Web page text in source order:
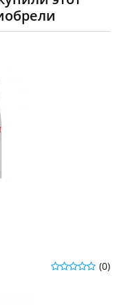
(0)